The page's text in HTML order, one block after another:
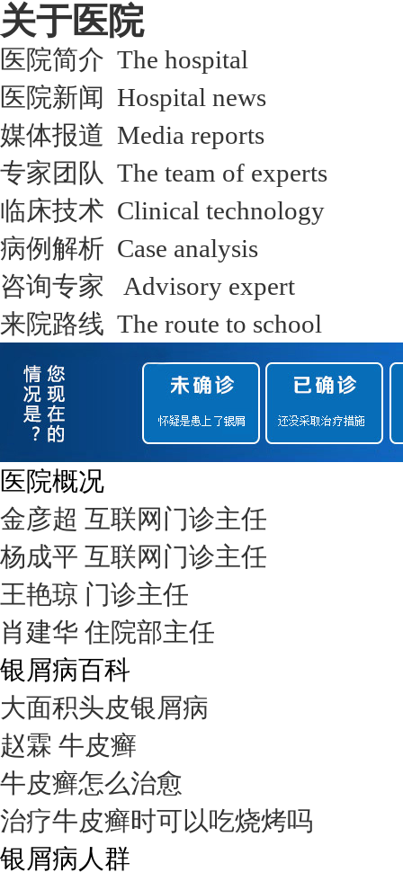
关于医院
医院简介 The hospital
医院新闻 Hospital news
媒体报道 Media reports
专家团队 The team of experts
临床技术 Clinical technology
病例解析 Case analysis
咨询专家 Advisory expert
来院路线 The route to school
医院概况
金彦超 互联网门诊主任
杨成平 互联网门诊主任
王艳琼 门诊主任
肖建华 住院部主任
银屑病百科
大面积头皮银屑病
赵霖 牛皮癣
牛皮癣怎么治愈
治疗牛皮癣时可以吃烧烤吗
银屑病人群